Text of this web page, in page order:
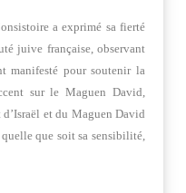
a exprimé sa fierté
juive française, observant
manifesté pour soutenir la
sur le Maguen David,
et du Maguen David
que soit sa sensibilité,